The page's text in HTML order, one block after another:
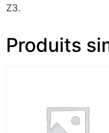
Z3.
Produits